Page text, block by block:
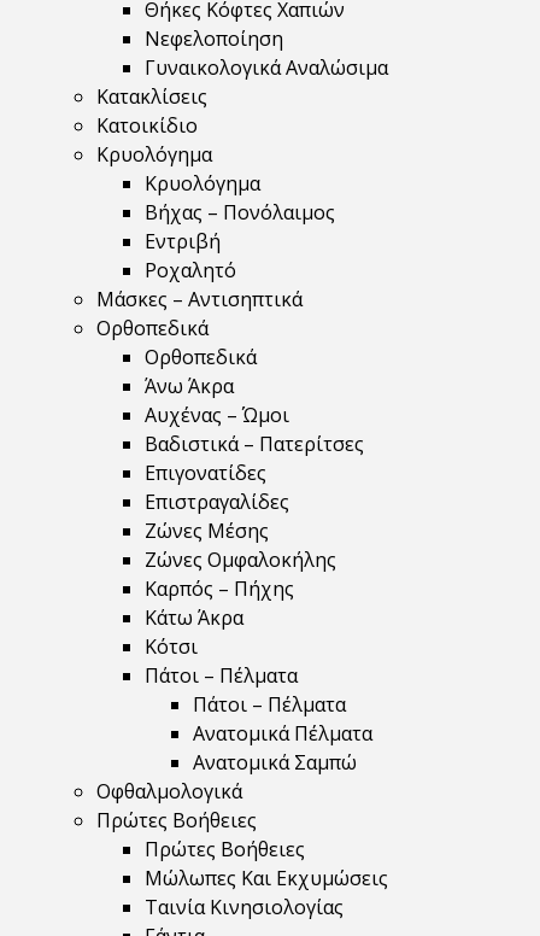
Θήκες Κόφτες Χαπιών
Νεφελοποίηση
Γυναικολογικά Αναλώσιμα
Κατακλίσεις
Κατοικίδιο
Κρυολόγημα
Κρυολόγημα
Βήχας – Πονόλαιμος
Εντριβή
Ροχαλητό
Μάσκες – Αντισηπτικά
Ορθοπεδικά
Ορθοπεδικά
Άνω Άκρα
Αυχένας – Ώμοι
Βαδιστικά – Πατερίτσες
Επιγονατίδες
Επιστραγαλίδες
Ζώνες Μέσης
Ζώνες Ομφαλοκήλης
Καρπός – Πήχης
Κάτω Άκρα
Κότσι
Πάτοι – Πέλματα
Πάτοι – Πέλματα
Ανατομικά Πέλματα
Ανατομικά Σαμπώ
Οφθαλμολογικά
Πρώτες Βοήθειες
Πρώτες Βοήθειες
Μώλωπες Και Εκχυμώσεις
Ταινία Κινησιολογίας